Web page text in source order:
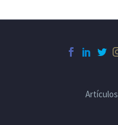
Artículos